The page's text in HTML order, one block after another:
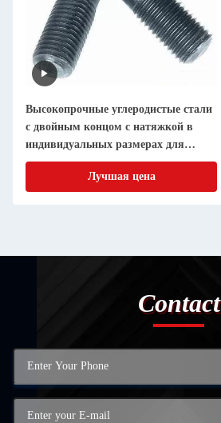
Высокопрочные углеродистые стали
с двойным концом с натяжкой в
индивидуальных размерах для
промышленного производства
Лучшая цена
Contact